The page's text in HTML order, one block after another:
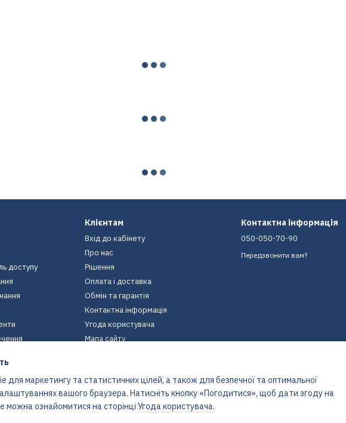
доступу
Клієнтам
Вхід до кабінету
Про нас
Рішення
Оплата і доставка
Обмін та гарантія
Контактна інформація
Угода користувача
Мапа сайту
Контактна інформація
050-050-70-90
Передзвонити вам?
маркетингу та статистичних цілей, а також для безпечної та оптимальної
вашого браузера. Натисніть кнопку «Погодитися», щоб дати згоду на
можна ознайомитися на сторінці Угода користувача.